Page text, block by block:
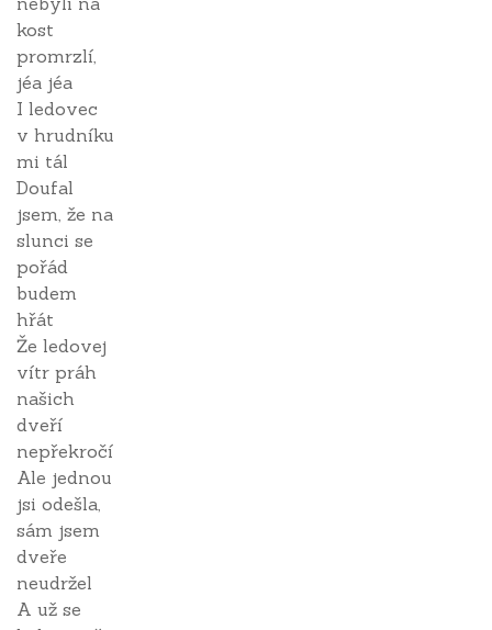
kost
promrzlí,
jéa jéa
I ledovec
v hrudníku
mi tál
Doufal
jsem, že na
slunci se
pořád
budem
hřát
Že ledovej
vítr práh
našich
dveří
nepřekročí
Ale jednou
jsi odešla,
sám jsem
dveře
neudržel
A už se